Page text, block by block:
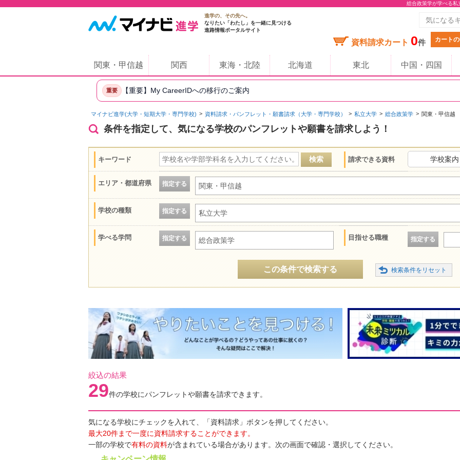
総合政策学が学べる私
進学の、その先へ。
なりたい「わたし」を一緒に見つける
進路情報ポータルサイト
資料請求カート 0件 カート
関東・甲信越 関西 東海・北陸 北海道 東北 中国・四国
重要 【重要】My CareerIDへの移行のご案内
マイナビ進学(大学・短期大学・専門学校) 資料請求・パンフレット・願書請求（大学・専門学校） 私立大学 総合政策学 関東・甲信越
条件を指定して、気になる学校のパンフレットや願書を請求しよう！
キーワード 請求できる資料 学校案内
エリア・都道府県 指定する 関東・甲信越
学校の種類 指定する 私立大学
学べる学問 指定する 総合政策学 目指せる職種 指定する
この条件で検索する
絞込の結果
29件の学校にパンフレットや願書を請求できます。
気になる学校にチェックを入れて、「資料請求」ボタンを押してください。
最大20件まで一度に資料請求することができます。
一部の学校で有料の資料が含まれている場合があります。次の画面で確認・選択してください。